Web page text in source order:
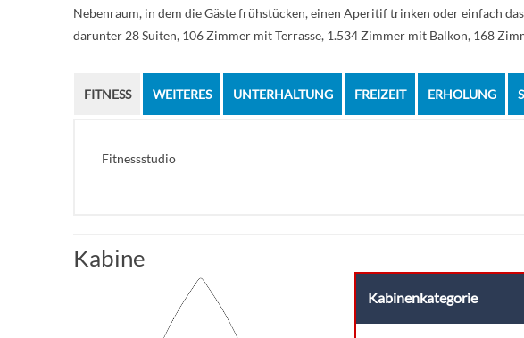
Nebenraum, in dem die Gäste frühstücken, einen Aperitif trinken oder einfach
darunter 28 Suiten, 106 Zimmer mit Terrasse, 1.534 Zimmer mit Balkon, 168
FITNESS WEITERES UNTERHALTUNG FREIZEIT ERHOLUNG
Fitnessstudio
Kabine
Kabinenkategorie